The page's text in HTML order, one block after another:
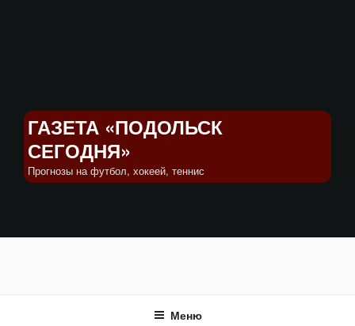
ГАЗЕТА «ПОДОЛЬСК
СЕГОДНЯ»
Прогнозы на футбол, хокеей, теннис
Меню